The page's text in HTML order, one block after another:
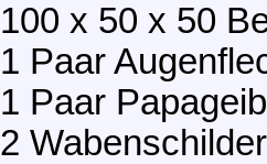
100 x 50 x 50
1 Paar
1 Paar
2